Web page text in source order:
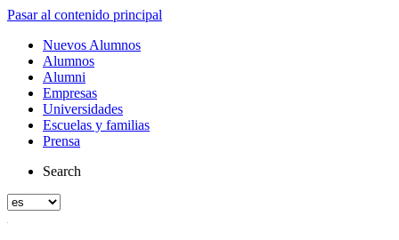
Pasar al contenido principal
Nuevos Alumnos
Alumnos
Alumni
Empresas
Universidades
Escuelas y familias
Prensa
Search